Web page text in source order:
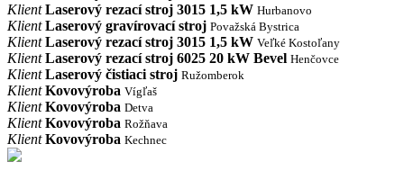
Klient Laserový rezací stroj 3015 1,5 kW Hurbanovo
Klient Laserový gravírovací stroj Považská Bystrica
Klient Laserový rezací stroj 3015 1,5 kW Veľké Kostoľany
Klient Laserový rezací stroj 6025 20 kW Bevel Henčovce
Klient Laserový čistiaci stroj Ružomberok
Klient Kovovýroba Vígľaš
Klient Kovovýroba Detva
Klient Kovovýroba Rožňava
Klient Kovovýroba Kechnec